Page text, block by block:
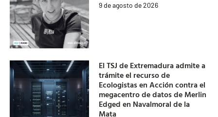
9 de agosto de 2026
El TSJ de Extremadura admite a
trámite el recurso de
Ecologistas en Acción contra el
megacentro de datos de Merlin
Edged en Navalmoral de la
Mata